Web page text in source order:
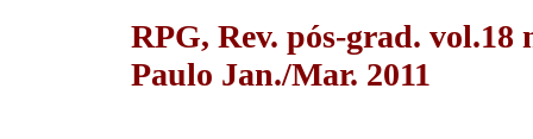
RPG, Rev. pós-grad. vol.18
Paulo Jan./Mar. 2011